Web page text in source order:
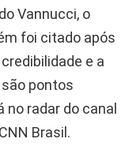
Vannucci, o
foi citado após
e a
são pontos
radar do canal
Brasil.